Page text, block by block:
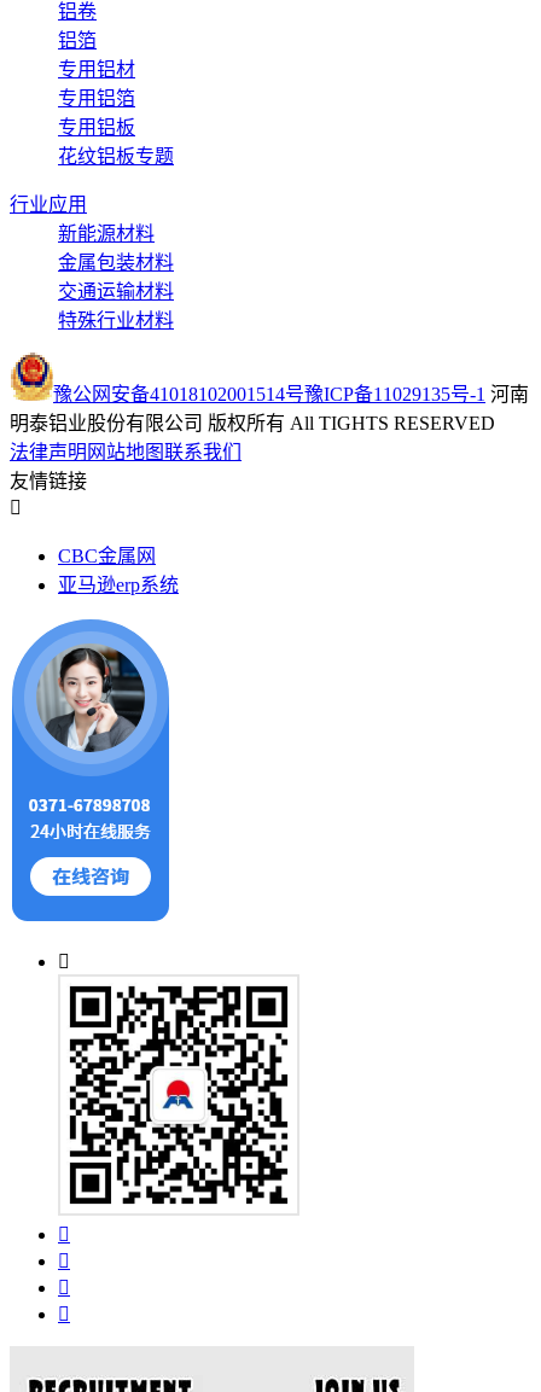
铝卷
铝箔
专用铝材
专用铝箔
专用铝板
花纹铝板专题
行业应用
新能源材料
金属包装材料
交通运输材料
特殊行业材料
豫公网安备41018102001514号豫ICP备11029135号-1 河南
明泰铝业股份有限公司 版权所有 All TIGHTS RESERVED
法律声明 网站地图联系我们
友情链接
CBC金属网
亚马逊erp系统